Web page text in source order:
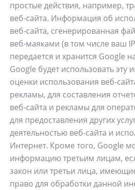
простые действия, например,
веб-сайта. Информация об
веб-сайта, сгенерированная
веб-маяками (в том числе ваш
передается и хранится Google
Google будет использовать
оценки использования веб-
рекламы, для составления
веб-сайта и рекламы для
для предоставления других
деятельностью веб-сайта и
Интернет. Кроме того, Google
информацию третьим лицам,
закон или третьи лица,
право для обработки данной